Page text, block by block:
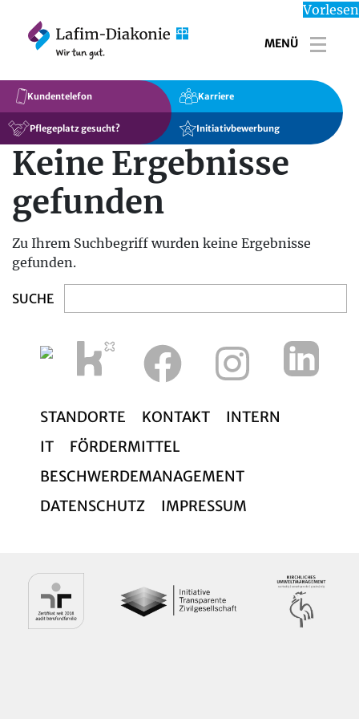
Vorlesen
MENÜ
Kundentelefon
Pflegeplatz gesucht?
Karriere
Initiativbewerbung
Keine Ergebnisse
gefunden
Zu Ihrem Suchbegriff wurden keine Ergebnisse
gefunden.
Search
for:
STANDORTE KONTAKT
INTERN
IT
FÖRDERMITTEL
BESCHWERDEMANAGEMENT
DATENSCHUTZ
IMPRESSUM